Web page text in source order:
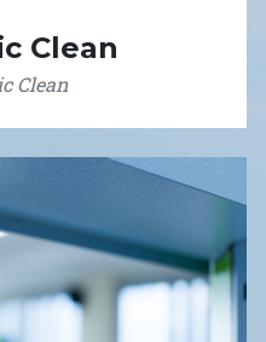
Clean
Clean